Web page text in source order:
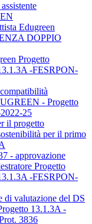
Edugreen
DOPPIO
Progetto
-FESRPON-
- Progetto
25
il progetto
per il primo
- approvazione
Progetto
-FESRPON-
di valutazione del DS
13.1.3A -
3836